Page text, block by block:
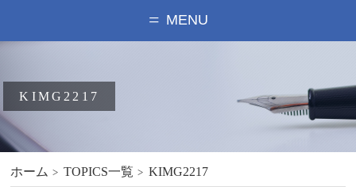
MENU
KIMG2217
ホーム TOPICS一覧 KIMG2217